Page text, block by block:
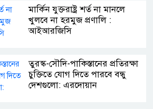
মার্কিন যুক্তরাষ্ট্র শর্ত না মানলে
খুলবে না হরমুজ প্রণালি :
আইআরজিসি
তুরস্ক-সৌদি-পাকিস্তানের প্রতিরক্ষা
চুক্তিতে যোগ দিতে পারবে বন্ধু
দেশগুলো: এরদোয়ান